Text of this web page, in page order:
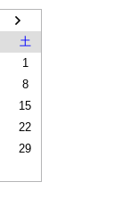
土
1
8
15
22
29